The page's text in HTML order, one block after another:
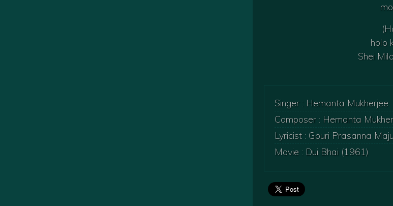
holo
Shei
Singer : Hemanta Mukherjee
Composer : Hemanta
Lyricist : Gouri Prasanna
Movie : Dui Bhai (1961)